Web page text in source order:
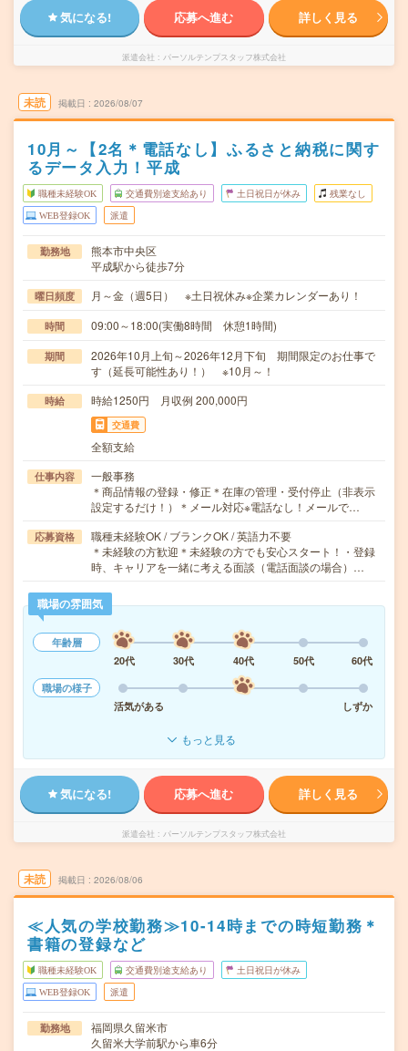
気になる! 応募へ進む 詳しく見る
派遣会社 パーソルテンプスタッフ株式会社
未読 掲載日 2026/08/07
10月～【2名＊電話なし】ふるさと納税に関す
るデータ入力！平成
職種未経験OK 交通費別途支給あり 土日祝日が休み 残業なし
WEB登録OK 派遣
勤務地
熊本市中央区
平成駅から徒歩7分
曜日頻度 月～金（週5日） ※土日祝休み※企業カレンダーあり！
時間 09:00～18:00(実働8時間 休憩1時間)
期間
2026年10月上旬～2026年12月下旬 期間限定のお仕事で
す（延長可能性あり！） ※10月～！
時給 時給1250円 月収例 200,000円
交通費
全額支給
仕事内容
一般事務
＊商品情報の登録・修正＊在庫の管理・受付停止（非表示
設定するだけ！）＊メール対応※電話なし！メールで…
応募資格
職種未経験OK / ブランクOK / 英語力不要
＊未経験の方歓迎＊未経験の方でも安心スタート！・登録
時、キャリアを一緒に考える面談（電話面談の場合）…
職場の雰囲気
年齢層
20代
30代 40代 50代
60代
職場の様子
活気がある
しずか
もっと見る
気になる! 応募へ進む 詳しく見る
派遣会社 パーソルテンプスタッフ株式会社
未読 掲載日 2026/08/06
≪人気の学校勤務≫10-14時までの時短勤務＊
書籍の登録など
職種未経験OK 交通費別途支給あり 土日祝日が休み
WEB登録OK 派遣
勤務地
福岡県久留米市
久留米大学前駅から車6分